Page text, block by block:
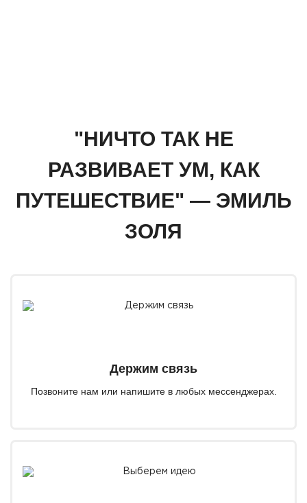
"НИЧТО ТАК НЕ
РАЗВИВАЕТ УМ, КАК
ПУТЕШЕСТВИЕ" — ЭМИЛЬ
ЗОЛЯ
Держим связь
Позвоните нам или напишите в любых мессенджерах.